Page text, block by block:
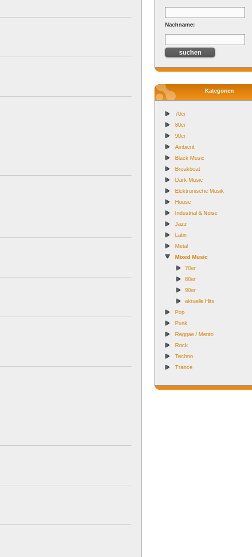
Nachname:
Kategorien
70er
80er
90er
Ambient
Black Music
Breakbeat
Dark Music
Elektronische Musik
House
Industrial & Noise
Jazz
Latin
Metal
Mixed Music
70er
80er
90er
aktuelle Hits
Pop
Punk
Reggae / Mento
Rock
Techno
Trance